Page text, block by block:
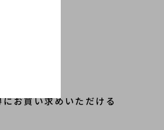
お買い求めいただける